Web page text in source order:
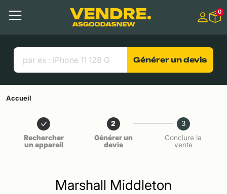
Contenu principal
Menu
Liens utiles
0
Générer un devis
Accueil
Rechercher
un appareil
2
Générer un
devis
3
Conclure la
vente
Marshall Middleton